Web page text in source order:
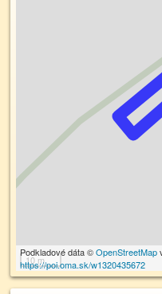
10 m
Podkladové dáta ©OpenStreetMap
https://poi.oma.sk/w1320435672